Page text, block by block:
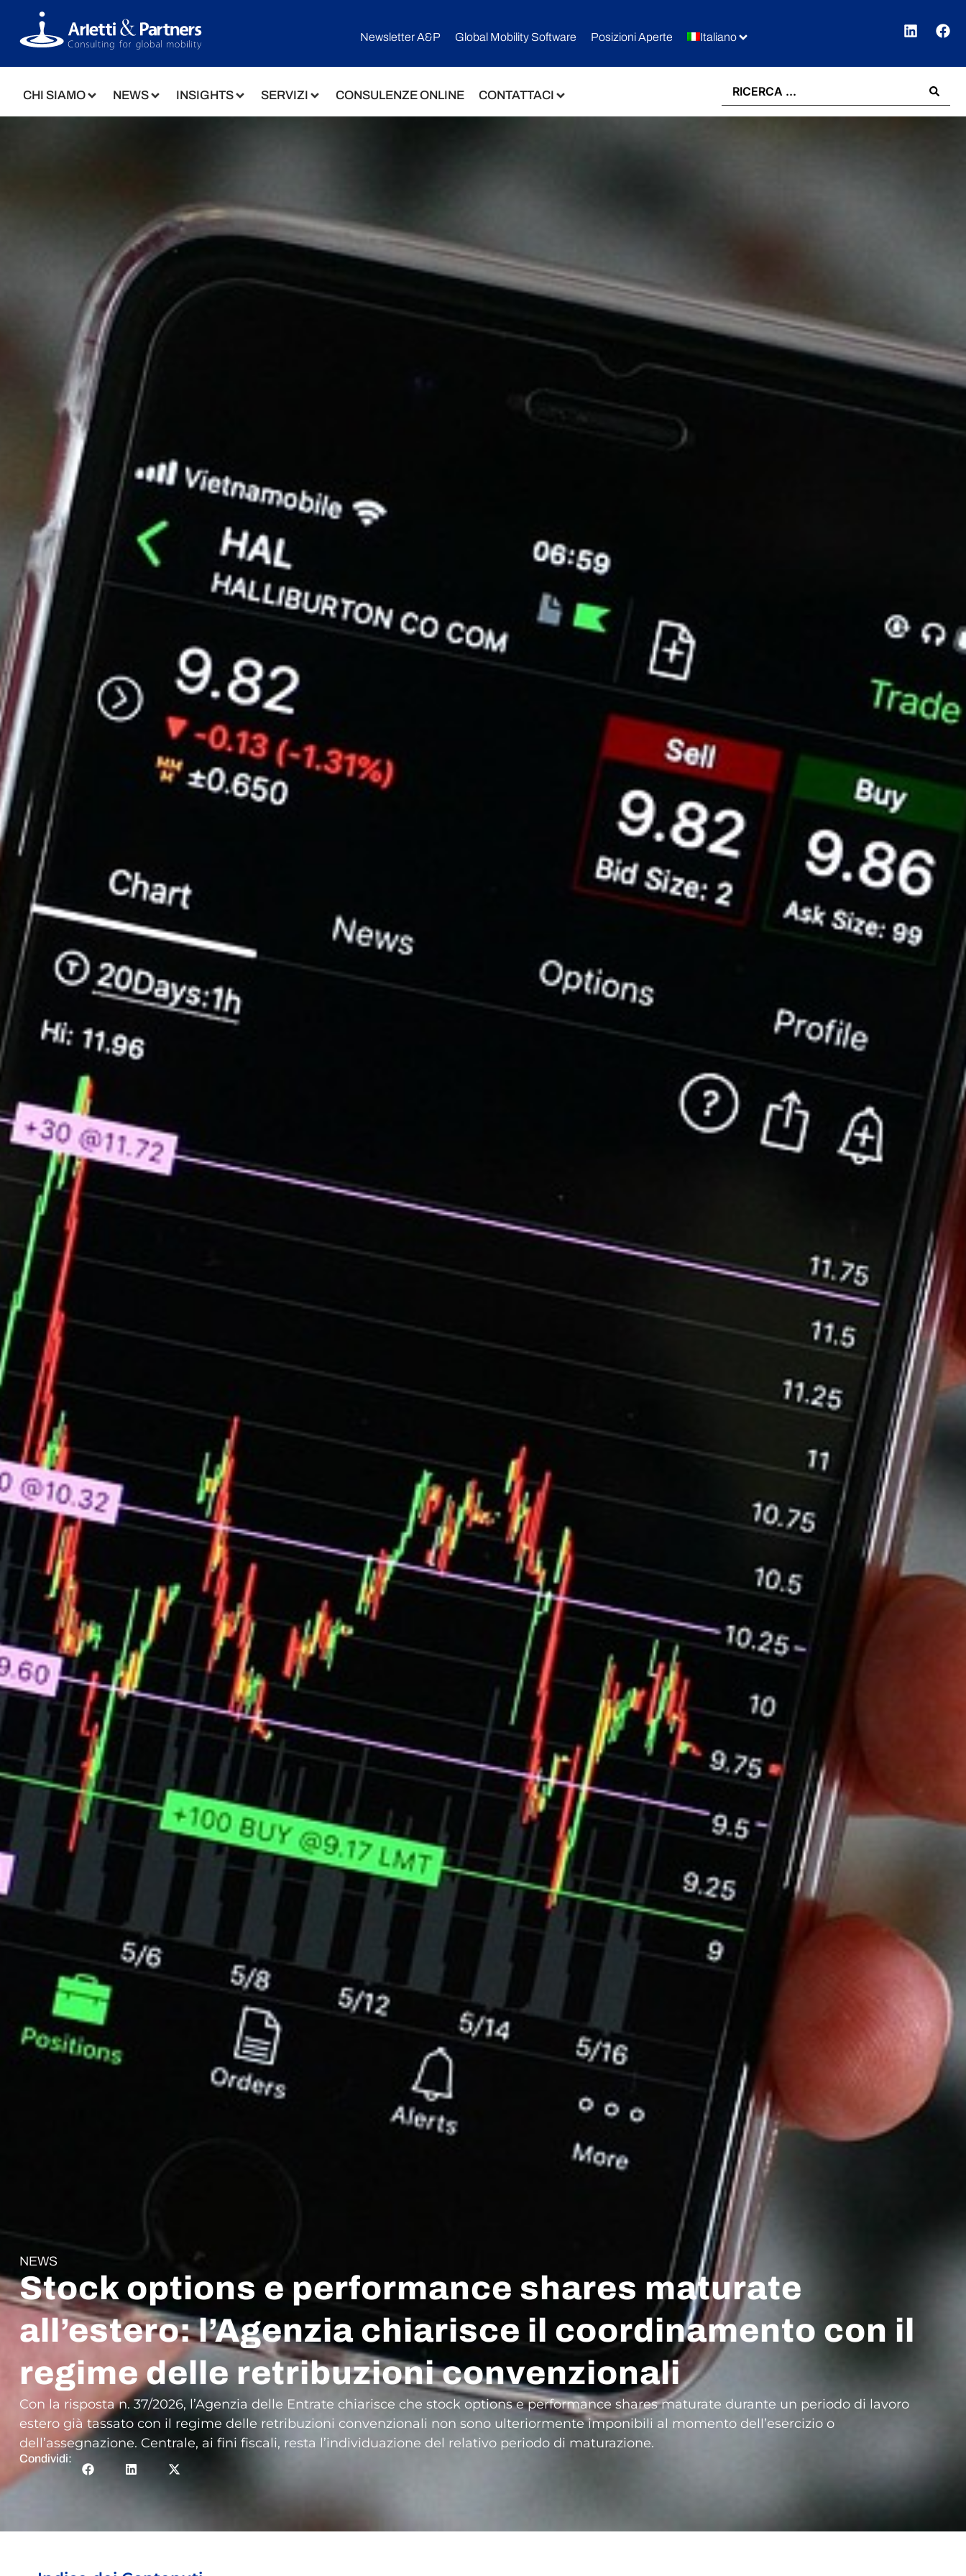
Newsletter A&P Global Mobility Software​ Posizioni Aperte Italiano
CHI SIAMO NEWS INSIGHTS SERVIZI CONSULENZE ONLINE CONTATTACI
NEWS
Stock options e performance shares maturate
all’estero: l’Agenzia chiarisce il coordinamento con il
regime delle retribuzioni convenzionali
Con la risposta n. 37/2026, l’Agenzia delle Entrate chiarisce che stock options e performance shares maturate durante un periodo di lavoro
estero già tassato con il regime delle retribuzioni convenzionali non sono ulteriormente imponibili al momento dell’esercizio o
dell’assegnazione. Centrale, ai fini fiscali, resta l’individuazione del relativo periodo di maturazione.
Condividi: